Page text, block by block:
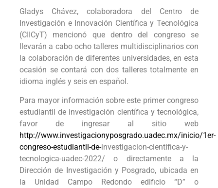
Gladys Chávez, colaboradora del Centro de
Investigación e Innovación Científica y Tecnológica
(CIICyT) mencionó que dentro del congreso se
llevarán a cabo ocho talleres multidisciplinarios con
la colaboración de diferentes universidades, en esta
ocasión se contará con dos talleres totalmente en
idioma inglés y seis en español.
Para mayor información sobre este primer congreso
estudiantil de investigación científica y tecnológica,
favor de ingresar al sitio web
http://www.investigacionyposgrado.uadec.mx/inicio/1er-
congreso-estudiantil-de-investigacion-cientifica-y-
tecnologica-uadec-2022/ o directamente a la
Dirección de Investigación y Posgrado, ubicada en
la Unidad Campo Redondo edificio “D” o